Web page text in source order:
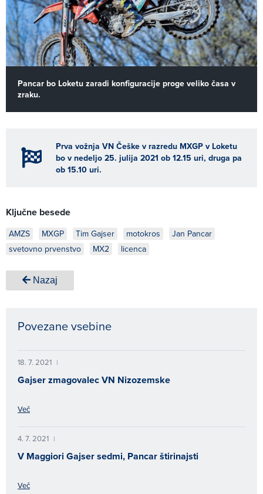
Pancar bo Loketu zaradi konfiguracije proge veliko časa v
zraku.
Prva vožnja VN Češke v razredu MXGP v Loketu
bo v nedeljo 25. julija 2021 ob 12.15 uri, druga pa
ob 15.10 uri.
Ključne besede
AMZS MXGP Tim Gajser motokros
Jan Pancar
svetovno prvenstvo
MX2 licenca
Nazaj
Povezane vsebine
18. 7. 2021 |
Gajser zmagovalec VN Nizozemske
Več
4. 7. 2021 |
V Maggiori Gajser sedmi, Pancar štirinajsti
Več